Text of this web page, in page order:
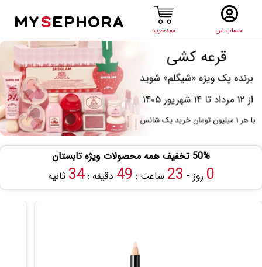
حساب من سبدخرید
MYSEPHORA
50% تخفیف همه محصولات ویژه تابستان
0 روز - 23 ساعت : 49 دقیقه :33 ثانیه